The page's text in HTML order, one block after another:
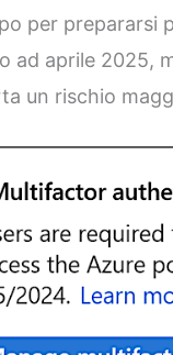
per prepararsi
ad aprile 2025,
un rischio